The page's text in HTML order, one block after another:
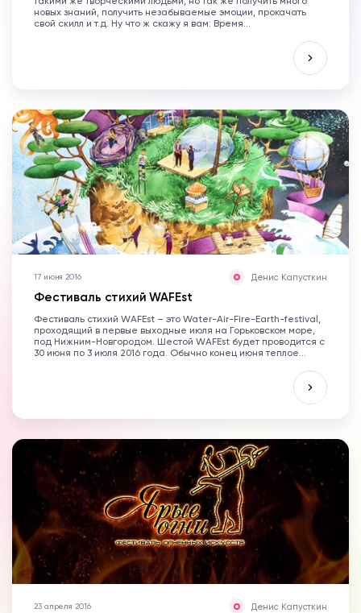
новых знаний, получить незабываемые эмоции, прокачать
свой скилл и т.д. Ну что ж скажу я вам: Время...
17 июня 2016 Денис Капусткин
Фестиваль стихий WAFEst
Фестиваль стихий WAFEst – это Water-Air-Fire-Earth-festival,
проходящий в первые выходные июля на Горьковском море,
под Нижним-Новгородом. Шестой WAFEst будет проводится с
30 июня по 3 июля 2016 года. Обычно конец июня теплое...
23 апреля 2016 Денис Капусткин